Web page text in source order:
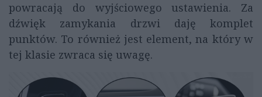
powracają do wyjściowego ustawienia. Za
dźwięk zamykania drzwi daję komplet
punktów. To również jest element, na który w
tej klasie zwraca się uwagę.